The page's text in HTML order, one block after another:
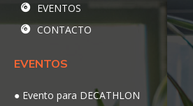
EVENTOS
CONTACTO
EVENTOS
Evento para DECATHLON